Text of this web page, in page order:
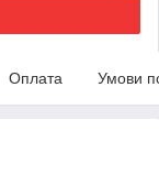
Оплата Умови